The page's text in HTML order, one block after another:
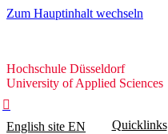
Zum Hauptinhalt wechseln
Hochschule
Düsseldorf
Hochschule Düsseldorf
University of Applied Sciences

English site EN Quicklinks